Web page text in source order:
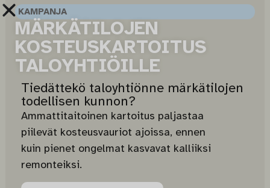
KAMPANJA
MÄRKÄTILOJEN
KOSTEUSKARTOITUS
TALOYHTIÖILLE
Tiedättekö taloyhtiönne märkätilojen
todellisen kunnon?
Ammattitaitoinen kartoitus paljastaa
piilevät kosteusvauriot ajoissa, ennen
kuin pienet ongelmat kasvavat kalliiksi
remonteiksi.